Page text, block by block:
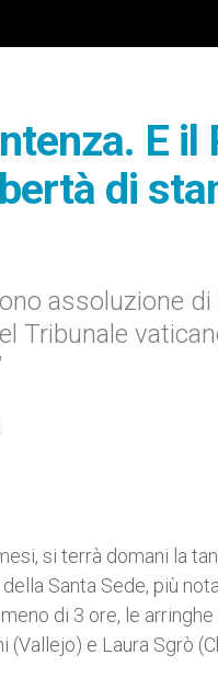
E il
di
assoluzione di
Tribunale
si terrà domani la
Santa Sede, più
di 3 ore, le
e Laura Sgrò